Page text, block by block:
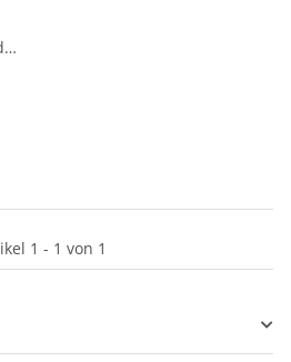
1 - 1 von 1